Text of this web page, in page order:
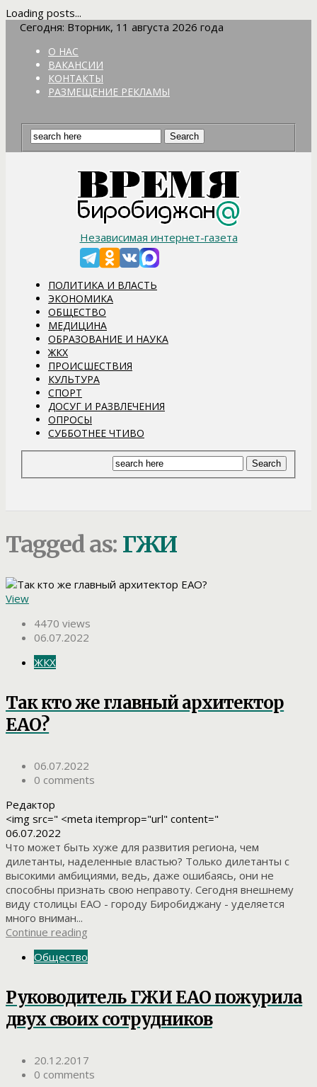
Loading posts...
Сегодня: Вторник, 11 августа 2026 года
О НАС
ВАКАНСИИ
КОНТАКТЫ
РАЗМЕЩЕНИЕ РЕКЛАМЫ
Независимая интернет-газета
ПОЛИТИКА И ВЛАСТЬ
ЭКОНОМИКА
ОБЩЕСТВО
МЕДИЦИНА
ОБРАЗОВАНИЕ И НАУКА
ЖКХ
ПРОИСШЕСТВИЯ
КУЛЬТУРА
СПОРТ
ДОСУГ И РАЗВЛЕЧЕНИЯ
ОПРОСЫ
СУББОТНЕЕ ЧТИВО
Tagged as: ГЖИ
View
4470 views
06.07.2022
ЖКХ
Так кто же главный архитектор
ЕАО?
06.07.2022
0 comments
Редактор
<img src=" <meta itemprop="url" content="
06.07.2022
Что может быть хуже для развития региона, чем
дилетанты, наделенные властью? Только дилетанты с
высокими амбициями, ведь, даже ошибаясь, они не
способны признать свою неправоту. Сегодня внешнему
виду столицы ЕАО - городу Биробиджану - уделяется
много вниман...
Continue reading
Общество
Руководитель ГЖИ ЕАО пожурила
двух своих сотрудников
20.12.2017
0 comments